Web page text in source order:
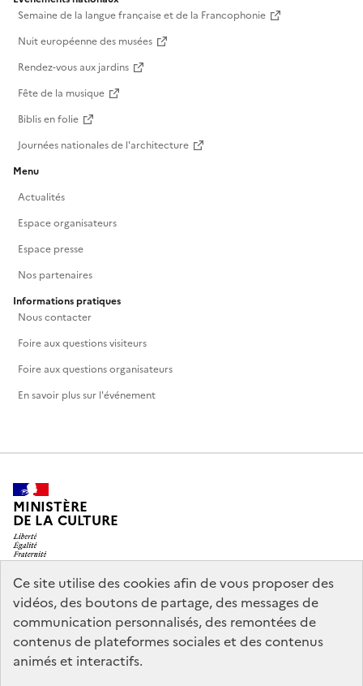
Ce site utilise des cookies afin de vous proposer des
vidéos, des boutons de partage, des messages de
communication personnalisés, des remontées de
contenus de plateformes sociales et des contenus
animés et interactifs.
Semaine de la langue française et de la Francophonie
Nuit européenne des musées
Rendez-vous aux jardins
Fête de la musique
Biblis en folie
Journées nationales de l'architecture
Menu
Actualités
Espace organisateurs
Espace presse
Nos partenaires
Informations pratiques
Nous contacter
Foire aux questions visiteurs
Foire aux questions organisateurs
En savoir plus sur l'événement
MINISTÈRE
DE LA CULTURE
legifrance.gouv.fr
info.gouv.fr
service-public.gouv.fr
data.gouv.fr